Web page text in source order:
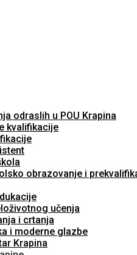
odraslih u POU Krapina
kvalifikacije
obrazovanje i
učenja
i crtanja
i moderne glazbe
Krapina